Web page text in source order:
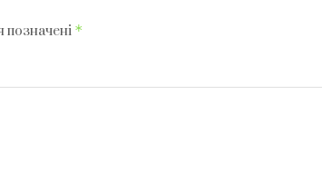
позначені *